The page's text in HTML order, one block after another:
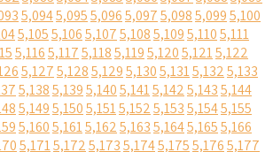
5,0945,0955,0965,0975,0985,0995,100
5,1055,1065,1075,1085,1095,1105,111
5,1165,1175,1185,1195,1205,1215,122
5,1275,1285,1295,1305,1315,1325,133
5,1385,1395,1405,1415,1425,1435,144
5,1495,1505,1515,1525,1535,1545,155
5,1605,1615,1625,1635,1645,1655,166
5,1715,1725,1735,1745,1755,1765,177